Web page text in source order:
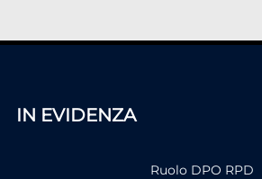
IN EVIDENZA
Ruolo DPO RPD